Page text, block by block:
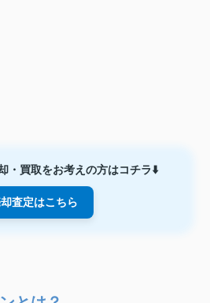
・買取をお考えの方はコチラ⬇️
査定はこちら